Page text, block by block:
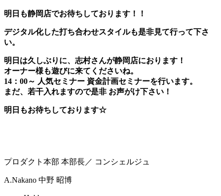
明日も静岡店でお待ちしております！！
デジタル化した打ち合わせスタイルも是非見て行って下さ
い。
明日は久しぶりに、志村さんが静岡店におります！
オーナー様も遊びに来てくださいね。
14：00～ 人気セミナー 資金計画セミナーを行います。
まだ、若干入れますので是非 お声がけ下さい！
明日もお待ちしております☆
プロダクト本部 本部長／ コンシェルジュ
A.Nakano 中野 昭博